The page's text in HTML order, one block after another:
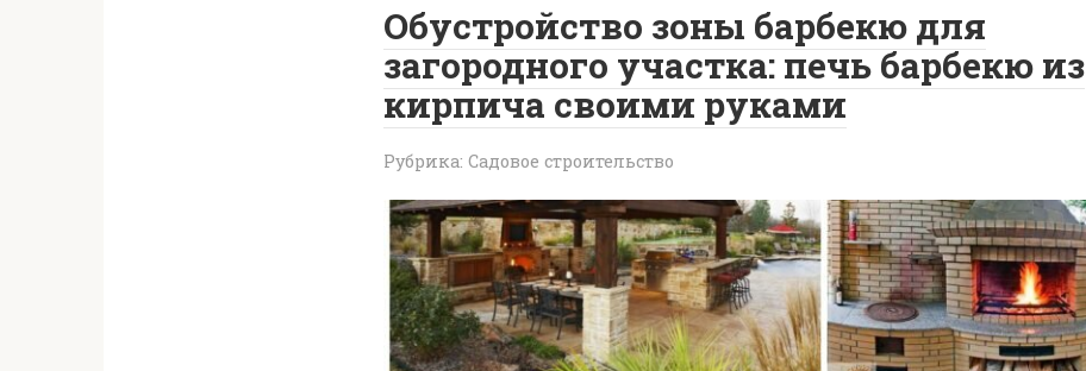
Обустройство зоны барбекю для
загородного участка: печь барбекю из
кирпича своими руками
Рубрика: Садовое строительство